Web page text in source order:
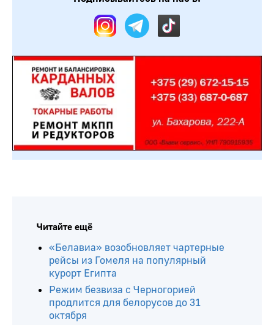
Читайте ещё
«Белавиа» возобновляет чартерные
рейсы из Гомеля на популярный
курорт Египта
Режим безвиза с Черногорией
продлится для белорусов до 31
октября